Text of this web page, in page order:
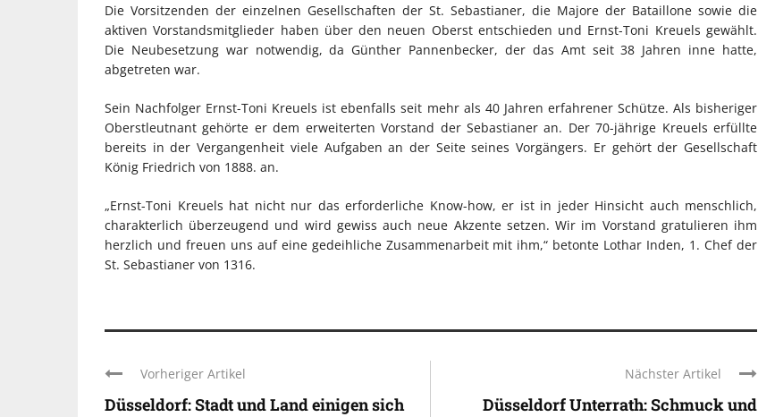
Die Vorsitzenden der einzelnen Gesellschaften der St. Sebastianer, die Majore der Bataillone sowie die
aktiven Vorstandsmitglieder haben über den neuen Oberst entschieden und Ernst-Toni Kreuels gewählt.
Die Neubesetzung war notwendig, da Günther Pannenbecker, der das Amt seit 38 Jahren inne hatte,
abgetreten war.
Sein Nachfolger Ernst-Toni Kreuels ist ebenfalls seit mehr als 40 Jahren erfahrener Schütze. Als bisheriger
Oberstleutnant gehörte er dem erweiterten Vorstand der Sebastianer an. Der 70-jährige Kreuels erfüllte
bereits in der Vergangenheit viele Aufgaben an der Seite seines Vorgängers. Er gehört der Gesellschaft
König Friedrich von 1888. an.
„Ernst-Toni Kreuels hat nicht nur das erforderliche Know-how, er ist in jeder Hinsicht auch menschlich,
charakterlich überzeugend und wird gewiss auch neue Akzente setzen. Wir im Vorstand gratulieren ihm
herzlich und freuen uns auf eine gedeihliche Zusammenarbeit mit ihm,“ betonte Lothar Inden, 1. Chef der
St. Sebastianer von 1316.
Vorheriger Artikel
Düsseldorf: Stadt und Land einigen sich
Nächster Artikel
Düsseldorf Unterrath: Schmuck und